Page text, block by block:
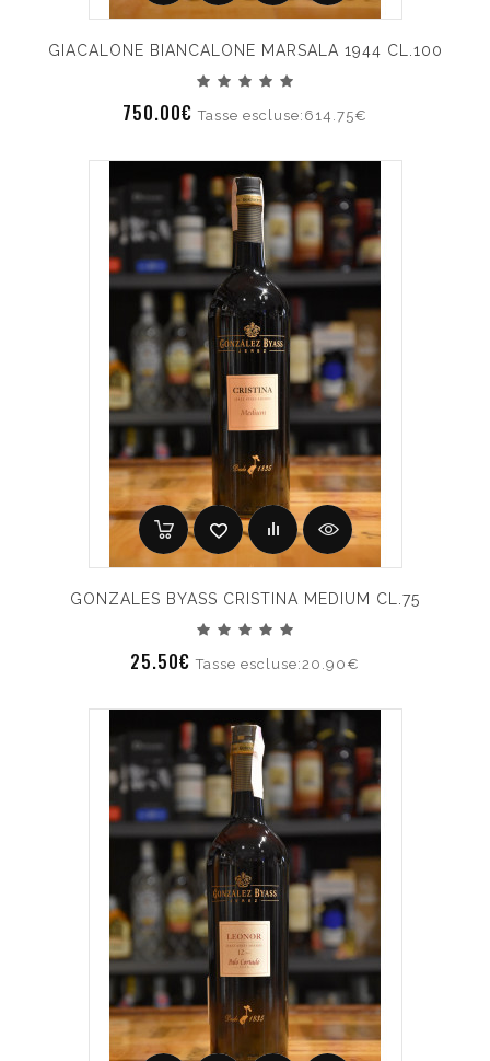
GIACALONE BIANCALONE MARSALA 1944 CL.100
750.00€Tasse escluse:614.75€
GONZALES BYASS CRISTINA MEDIUM CL.75
25.50€Tasse escluse:20.90€